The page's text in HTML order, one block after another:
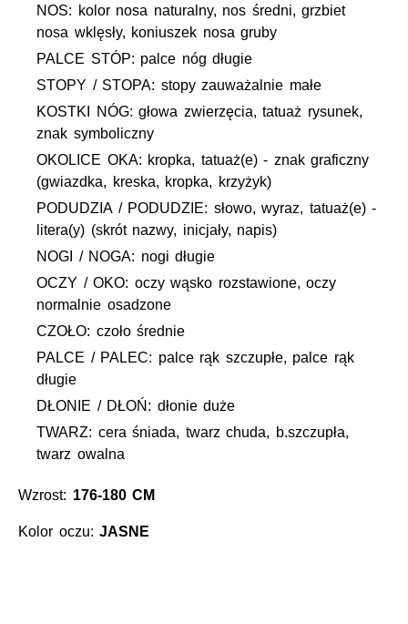
NOS: kolor nosa naturalny, nos średni, grzbiet
nosa wklęsły, koniuszek nosa gruby
PALCE STÓP: palce nóg długie
STOPY / STOPA: stopy zauważalnie małe
KOSTKI NÓG: głowa zwierzęcia, tatuaż rysunek,
znak symboliczny
OKOLICE OKA: kropka, tatuaż(e) - znak graficzny
(gwiazdka, kreska, kropka, krzyżyk)
PODUDZIA / PODUDZIE: słowo, wyraz, tatuaż(e) -
litera(y) (skrót nazwy, inicjały, napis)
NOGI / NOGA: nogi długie
OCZY / OKO: oczy wąsko rozstawione, oczy
normalnie osadzone
CZOŁO: czoło średnie
PALCE / PALEC: palce rąk szczupłe, palce rąk
długie
DŁONIE / DŁOŃ: dłonie duże
TWARZ: cera śniada, twarz chuda, b.szczupła,
twarz owalna
Wzrost: 176-180 CM
Kolor oczu:JASNE